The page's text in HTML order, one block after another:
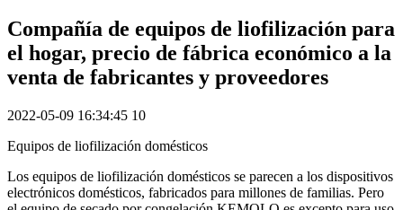
Compañía de equipos de liofilización para
el hogar, precio de fábrica económico a la
venta de fabricantes y proveedores
2022-05-09 16:34:45 10
Equipos de liofilización domésticos
Los equipos de liofilización domésticos se parecen a los dispositivos
electrónicos domésticos, fabricados para millones de familias. Pero